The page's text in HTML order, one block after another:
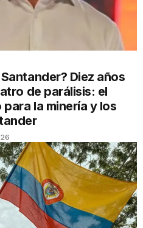
Diez años
de parálisis: el
la minería y los